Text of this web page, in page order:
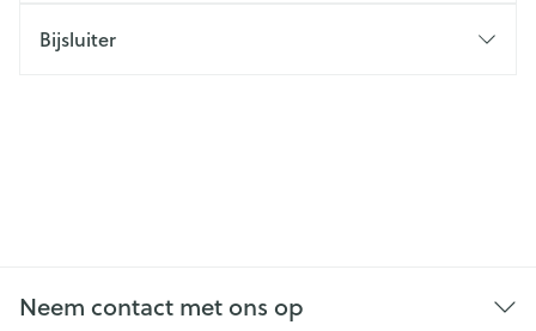
Bijsluiter
Neem contact met ons op